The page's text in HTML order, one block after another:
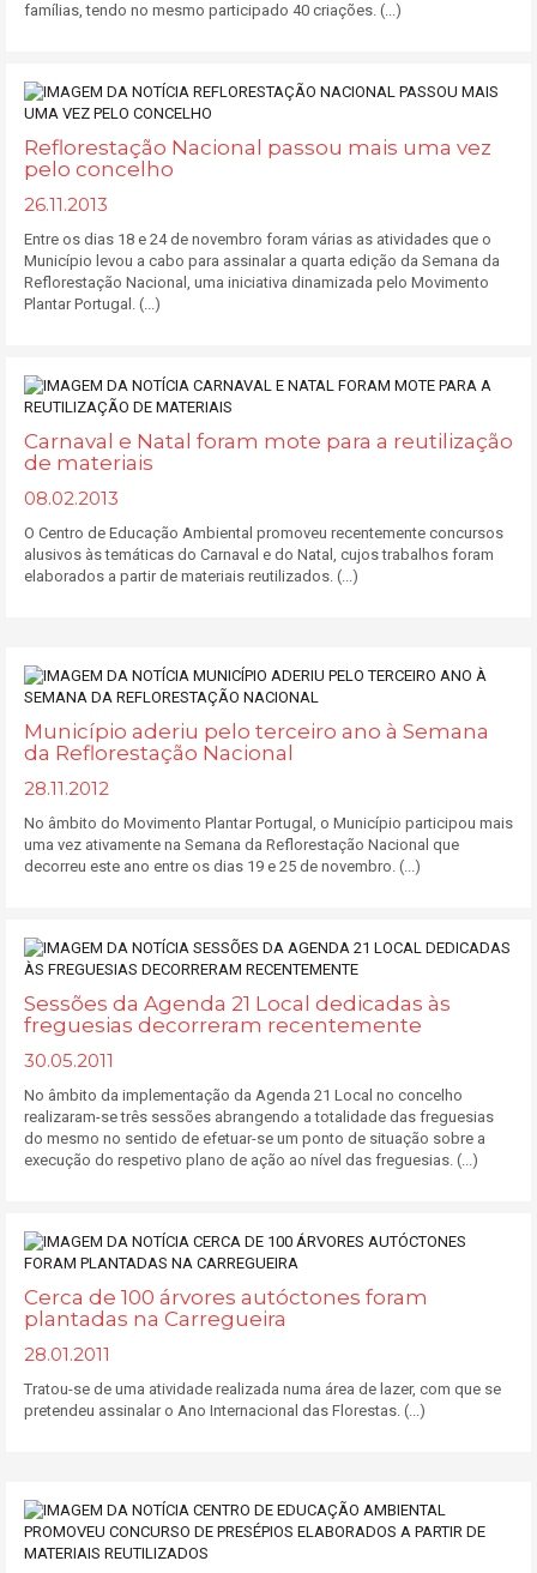
famílias, tendo no mesmo participado 40 criações. (...)
Reflorestação Nacional passou mais uma vez
pelo concelho
26.11.2013
Entre os dias 18 e 24 de novembro foram várias as atividades que o
Município levou a cabo para assinalar a quarta edição da Semana da
Reflorestação Nacional, uma iniciativa dinamizada pelo Movimento
Plantar Portugal. (...)
Carnaval e Natal foram mote para a reutilização
de materiais
08.02.2013
O Centro de Educação Ambiental promoveu recentemente concursos
alusivos às temáticas do Carnaval e do Natal, cujos trabalhos foram
elaborados a partir de materiais reutilizados. (...)
Município aderiu pelo terceiro ano à Semana
da Reflorestação Nacional
28.11.2012
No âmbito do Movimento Plantar Portugal, o Município participou mais
uma vez ativamente na Semana da Reflorestação Nacional que
decorreu este ano entre os dias 19 e 25 de novembro. (...)
Sessões da Agenda 21 Local dedicadas às
freguesias decorreram recentemente
30.05.2011
No âmbito da implementação da Agenda 21 Local no concelho
realizaram-se três sessões abrangendo a totalidade das freguesias
do mesmo no sentido de efetuar-se um ponto de situação sobre a
execução do respetivo plano de ação ao nível das freguesias. (...)
Cerca de 100 árvores autóctones foram
plantadas na Carregueira
28.01.2011
Tratou-se de uma atividade realizada numa área de lazer, com que se
pretendeu assinalar o Ano Internacional das Florestas. (...)